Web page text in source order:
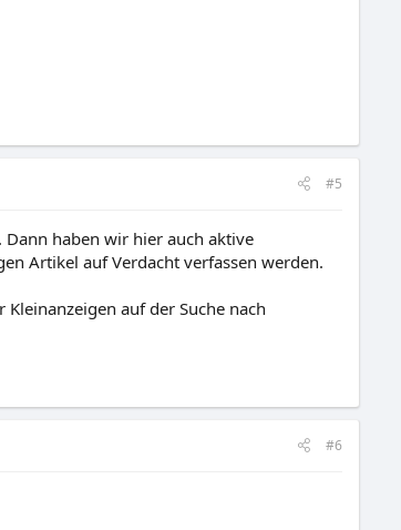
#5
haben wir hier auch aktive
Artikel auf Verdacht verfassen werden.
auf der Suche nach
#6